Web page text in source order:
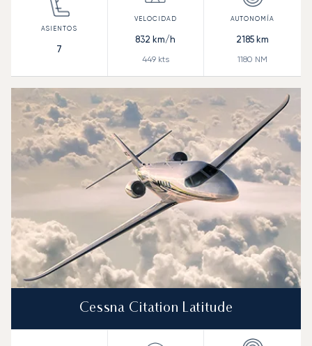
7
832 km/h
449kts
2185 km
1180 NM
Cessna Citation Latitude